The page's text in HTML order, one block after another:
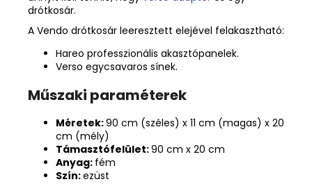
drótkosár.
A Vendo drótkosár leeresztett elejével felakasztható:
Hareo professzionális akasztópanelek.
Verso egycsavaros sínek.
Műszaki paraméterek
Méretek:90 cm (széles) x 11 cm (magas) x 20
cm (mély)
Támasztófelület:90 cm x 20 cm
Anyag: fém
Szín:ezüst